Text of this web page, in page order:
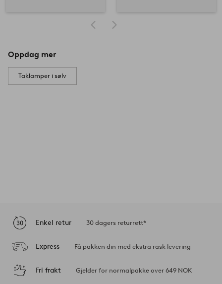
Oppdag mer
Taklamper i sølv
Enkel retur 30 dagers returrett*
Express Få pakken din med ekstra rask levering
Fri frakt Gjelder for normalpakke over 649 NOK